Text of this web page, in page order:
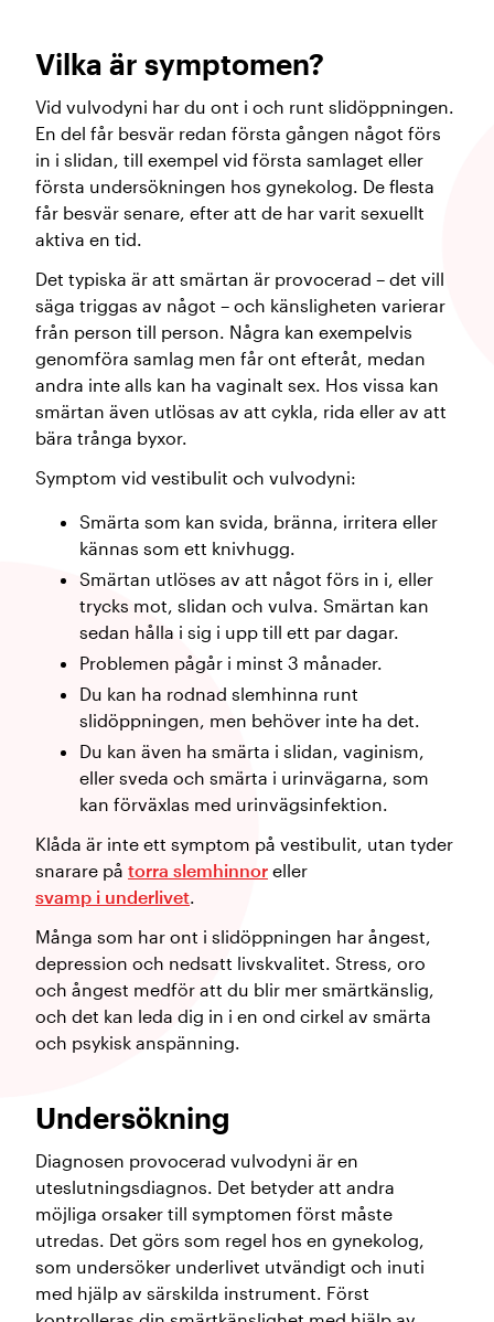
Vilka är symptomen?
Vid vulvodyni har du ont i och runt slidöppningen.
En del får besvär redan första gången något förs
in i slidan, till exempel vid första samlaget eller
första undersökningen hos gynekolog. De flesta
får besvär senare, efter att de har varit sexuellt
aktiva en tid.
Det typiska är att smärtan är provocerad – det vill
säga triggas av något – och känsligheten varierar
från person till person. Några kan exempelvis
genomföra samlag men får ont efteråt, medan
andra inte alls kan ha vaginalt sex. Hos vissa kan
smärtan även utlösas av att cykla, rida eller av att
bära trånga byxor.
Symptom vid vestibulit och vulvodyni:
Smärta som kan svida, bränna, irritera eller
kännas som ett knivhugg.
Smärtan utlöses av att något förs in i, eller
trycks mot, slidan och vulva. Smärtan kan
sedan hålla i sig i upp till ett par dagar.
Problemen pågår i minst 3 månader.
Du kan ha rodnad slemhinna runt
slidöppningen, men behöver inte ha det.
Du kan även ha smärta i slidan, vaginism,
eller sveda och smärta i urinvägarna, som
kan förväxlas med urinvägsinfektion.
Klåda är inte ett symptom på vestibulit, utan tyder
snarare på torra slemhinnor eller
svamp i underlivet.
Många som har ont i slidöppningen har ångest,
depression och nedsatt livskvalitet. Stress, oro
och ångest medför att du blir mer smärtkänslig,
och det kan leda dig in i en ond cirkel av smärta
och psykisk anspänning.
Undersökning
Diagnosen provocerad vulvodyni är en
uteslutningsdiagnos. Det betyder att andra
möjliga orsaker till symptomen först måste
utredas. Det görs som regel hos en gynekolog,
som undersöker underlivet utvändigt och inuti
med hjälp av särskilda instrument. Först